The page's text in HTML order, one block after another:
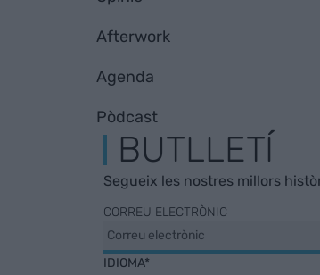
Afterwork
Agenda
Pòdcast
BUTLLETÍ
Segueix les nostres millors
CORREU ELECTRÒNIC
IDIOMA*